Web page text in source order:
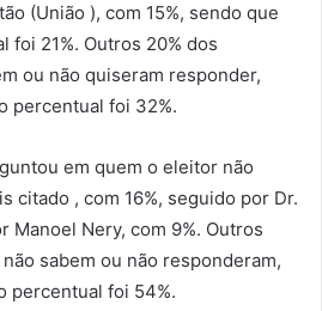
(União ), com 15%, sendo que
foi 21%. Outros 20% dos
ou não quiseram responder,
percentual foi 32%.
em quem o eleitor não
citado , com 16%, seguido por Dr.
Manoel Nery, com 9%. Outros
sabem ou não responderam,
percentual foi 54%.